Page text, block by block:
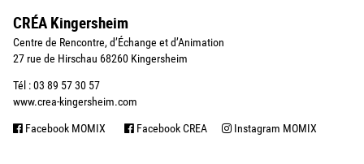
CRÉA Kingersheim
Centre de Rencontre, d’Échange et d’Animation
27 rue de Hirschau 68260 Kingersheim
Tél : 03 89 57 30 57
www.crea-kingersheim.com
Facebook MOMIX Facebook CREA Instagram MOMIX